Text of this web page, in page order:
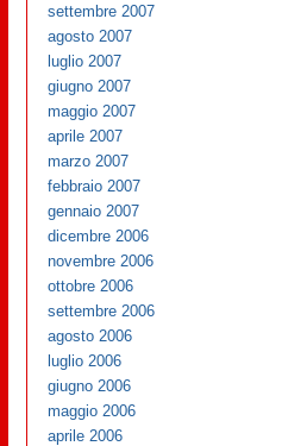
settembre 2007
agosto 2007
luglio 2007
giugno 2007
maggio 2007
aprile 2007
marzo 2007
febbraio 2007
gennaio 2007
dicembre 2006
novembre 2006
ottobre 2006
settembre 2006
agosto 2006
luglio 2006
giugno 2006
maggio 2006
aprile 2006